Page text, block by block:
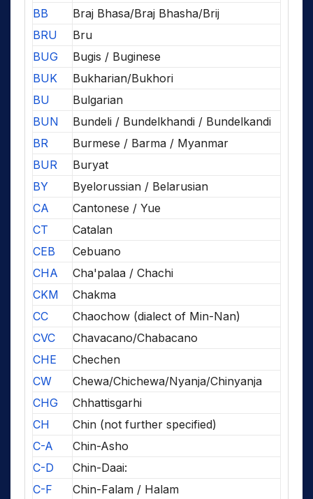
BB
Braj Bhasa/Braj Bhasha/Brij
BRU
Bru
BUG
Bugis / Buginese
BUK
Bukharian/Bukhori
BU
Bulgarian
BUN
Bundeli / Bundelkhandi / Bundelkandi
BR
Burmese / Barma / Myanmar
BUR
Buryat
BY
Byelorussian / Belarusian
CA
Cantonese / Yue
CT
Catalan
CEB
Cebuano
CHA
Cha'palaa / Chachi
CKM
Chakma
CC
Chaochow (dialect of Min-Nan)
CVC
Chavacano/Chabacano
CHE
Chechen
CW
Chewa/Chichewa/Nyanja/Chinyanja
CHG
Chhattisgarhi
CH
Chin (not further specified)
C-A
Chin-Asho
C-D
Chin-Daai:
C-F
Chin-Falam / Halam